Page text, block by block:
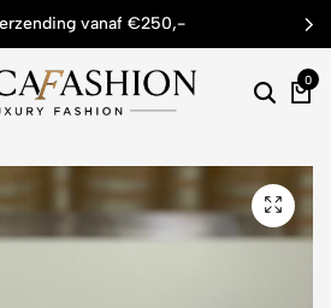
vanaf €250,-
0